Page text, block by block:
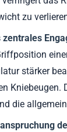
zu
stärker
Kniebeugen.
die